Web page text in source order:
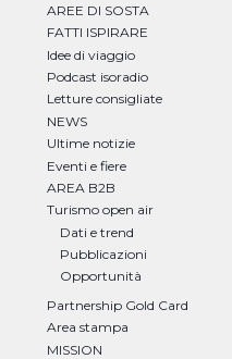
AREE DI SOSTA
FATTI ISPIRARE
Idee di viaggio
Podcast isoradio
Letture consigliate
NEWS
Ultime notizie
Eventi e fiere
AREA B2B
Turismo open air
Dati e trend
Pubblicazioni
Opportunità
Partnership Gold Card
Area stampa
MISSION